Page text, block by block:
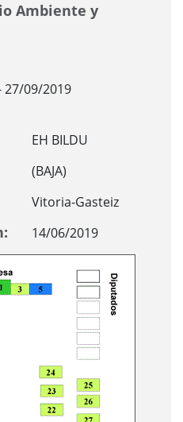
Ambiente y
27/09/2019
EH BILDU
(BAJA)
Vitoria-Gasteiz
14/06/2019